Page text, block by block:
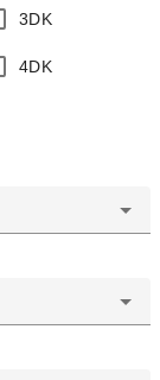
3DK
4DK